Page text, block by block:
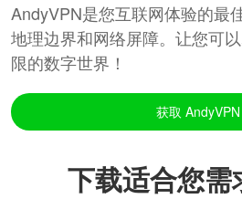
AndyVPN是您互联网体验的最
地理边界和网络屏障。让您可
限的数字世界！
获取 AndyVPN
下载适合您需